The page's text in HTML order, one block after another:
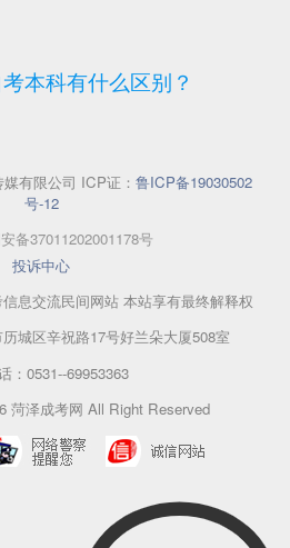
本科有什么区别？
有限公司 ICP证： 鲁ICP备19030502
号-12
备37011202001178号
投诉中心
息交流民间网站 本站享有最终解释权
城区辛祝路17号好兰朵大厦508室
：0531--69953363
菏泽成考网 All Right Reserved